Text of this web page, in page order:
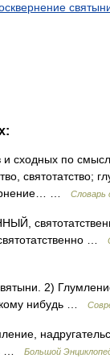
сходных по
святотатство;
…
Словарь
…
2)
кому нибудь …
…
Большой